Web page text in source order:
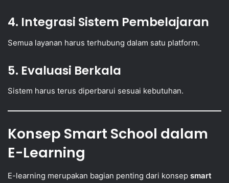
4. Integrasi Sistem Pembelajaran
Semua layanan harus terhubung dalam satu platform.
5. Evaluasi Berkala
Sistem harus terus diperbarui sesuai kebutuhan.
Konsep Smart School dalam
E-Learning
E-learning merupakan bagian penting dari konsep smart